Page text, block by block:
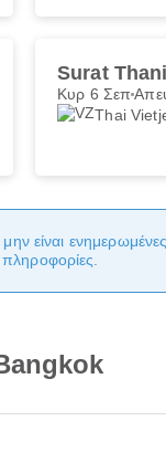
Surat
Κυρ 6 Σεπ
Thai
είναι